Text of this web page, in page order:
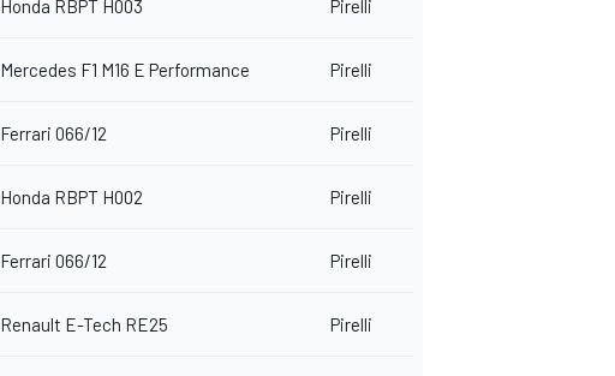
Honda RBPT H003 Pirelli
Mercedes F1 M16 E Performance Pirelli
Ferrari 066/12 Pirelli
Honda RBPT H002 Pirelli
Ferrari 066/12 Pirelli
Renault E-Tech RE25 Pirelli